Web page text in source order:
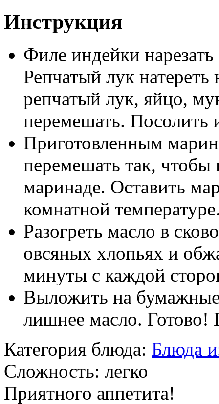
Инструкция
Филе индейки
Репчатый лук
репчатый лук, яйцо,
перемешать. Посолить
Приготовленным
перемешать так,
маринаде. Оставить
комнатной
Разогреть масло в
овсяных хлопьях и
минуты с каждой
Выложить на
лишнее масло. Готово!
Категория блюда: Блюда
Сложность: легко
Приятного аппетита!